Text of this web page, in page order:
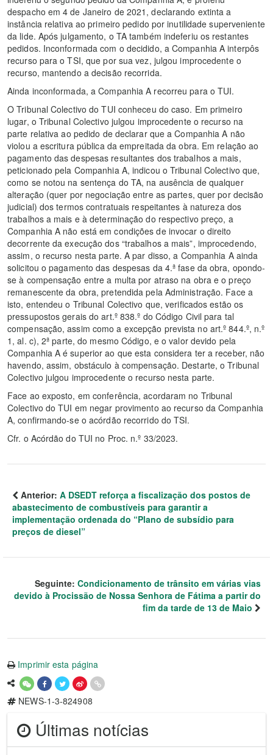
despacho em 4 de Janeiro de 2021, declarando extinta a
instância relativa ao primeiro pedido por inutilidade superveniente
da lide. Após julgamento, o TA também indeferiu os restantes
pedidos. Inconformada com o decidido, a Companhia A interpôs
recurso para o TSI, que por sua vez, julgou improcedente o
recurso, mantendo a decisão recorrida.
Ainda inconformada, a Companhia A recorreu para o TUI.
O Tribunal Colectivo do TUI conheceu do caso. Em primeiro
lugar, o Tribunal Colectivo julgou improcedente o recurso na
parte relativa ao pedido de declarar que a Companhia A não
violou a escritura pública da empreitada da obra. Em relação ao
pagamento das despesas resultantes dos trabalhos a mais,
peticionado pela Companhia A, indicou o Tribunal Colectivo que,
como se notou na sentença do TA, na ausência de qualquer
alteração (quer por negociação entre as partes, quer por decisão
judicial) dos termos contratuais respeitantes à natureza dos
trabalhos a mais e à determinação do respectivo preço, a
Companhia A não está em condições de invocar o direito
decorrente da execução dos “trabalhos a mais”, improcedendo,
assim, o recurso nesta parte. A par disso, a Companhia A ainda
solicitou o pagamento das despesas da 4.ª fase da obra, opondo-
se à compensação entre a multa por atraso na obra e o preço
remanescente da obra, pretendida pela Administração. Face a
isto, entendeu o Tribunal Colectivo que, verificados estão os
pressupostos gerais do art.º 838.º do Código Civil para tal
compensação, assim como a excepção prevista no art.º 844.º, n.º
1, al. c), 2ª parte, do mesmo Código, e o valor devido pela
Companhia A é superior ao que esta considera ter a receber, não
havendo, assim, obstáculo à compensação. Destarte, o Tribunal
Colectivo julgou improcedente o recurso nesta parte.
Face ao exposto, em conferência, acordaram no Tribunal
Colectivo do TUI em negar provimento ao recurso da Companhia
A, confirmando-se o acórdão recorrido do TSI.
Cfr. o Acórdão do TUI no Proc. n.º 33/2023.
Anterior: A DSEDT reforça a fiscalização dos postos de
abastecimento de combustíveis para garantir a
implementação ordenada do “Plano de subsídio para
preços de diesel”
Seguinte: Condicionamento de trânsito em várias vias
devido à Procissão de Nossa Senhora de Fátima a partir do
fim da tarde de 13 de Maio
Imprimir esta página
NEWS-1-3-824908
Últimas notícias